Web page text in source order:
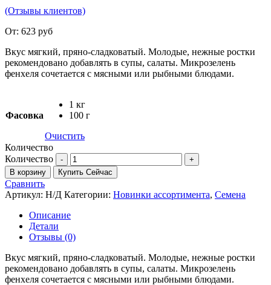
(Отзывы клиентов)
От: 623 руб
Вкус мягкий, пряно-сладковатый. Молодые, нежные ростки
рекомендовано добавлять в супы, салаты. Микрозелень
фенхеля сочетается с мясными или рыбными блюдами.
Фасовка
1 кг
100 г
Очистить
Количество
Количество
В корзину Купить Сейчас
Сравнить
Артикул: Н/Д Категории: Новинки ассортимента, Семена
Описание
Детали
Отзывы (0)
Вкус мягкий, пряно-сладковатый. Молодые, нежные ростки
рекомендовано добавлять в супы, салаты. Микрозелень
фенхеля сочетается с мясными или рыбными блюдами.